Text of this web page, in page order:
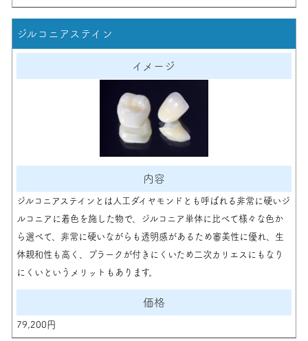
ジルコニアステイン
ジルコニアステインとは人工ダイヤモンドとも呼ばれる非常に硬いジ
ルコニアに着色を施した物で、ジルコニア単体に比べて様々な色か
ら選べて、非常に硬いながらも透明感があるため審美性に優れ、生
体親和性も高く、プラークが付きにくいため二次カリエスにもなり
にくいというメリットもあります。
79,200円